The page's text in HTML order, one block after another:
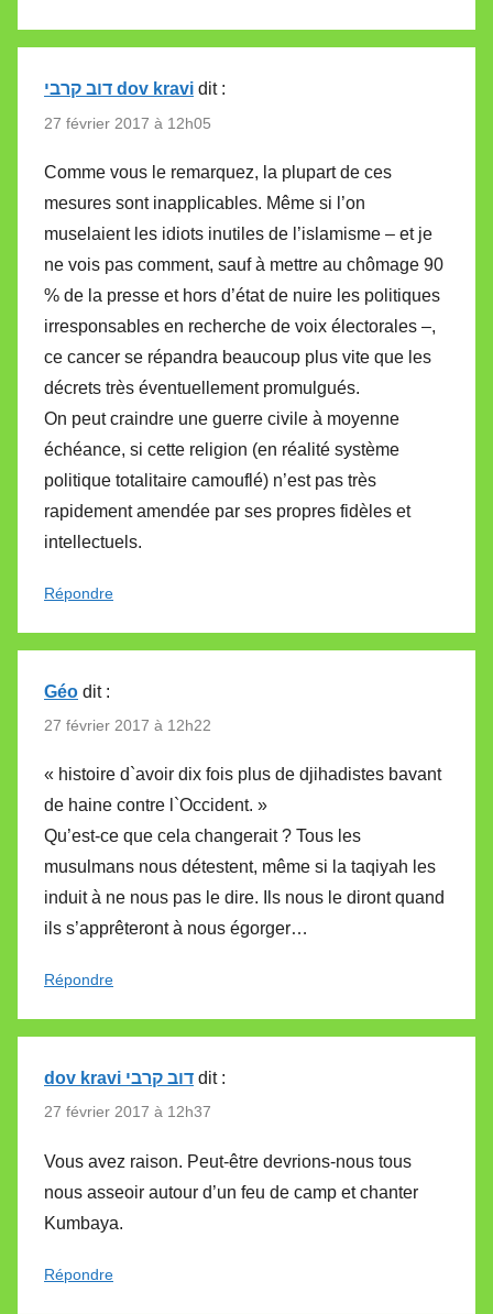
דוב קרבי dov kravi dit :
27 février 2017 à 12h05
Comme vous le remarquez, la plupart de ces
mesures sont inapplicables. Même si l’on
muselaient les idiots inutiles de l’islamisme – et je
ne vois pas comment, sauf à mettre au chômage 90
% de la presse et hors d’état de nuire les politiques
irresponsables en recherche de voix électorales –,
ce cancer se répandra beaucoup plus vite que les
décrets très éventuellement promulgués.
On peut craindre une guerre civile à moyenne
échéance, si cette religion (en réalité système
politique totalitaire camouflé) n’est pas très
rapidement amendée par ses propres fidèles et
intellectuels.
Répondre
Géo dit :
27 février 2017 à 12h22
« histoire d`avoir dix fois plus de djihadistes bavant
de haine contre l`Occident. »
Qu’est-ce que cela changerait ? Tous les
musulmans nous détestent, même si la taqiyah les
induit à ne nous pas le dire. Ils nous le diront quand
ils s’apprêteront à nous égorger…
Répondre
dov kravi דוב קרבי dit :
27 février 2017 à 12h37
Vous avez raison. Peut-être devrions-nous tous
nous asseoir autour d’un feu de camp et chanter
Kumbaya.
Répondre